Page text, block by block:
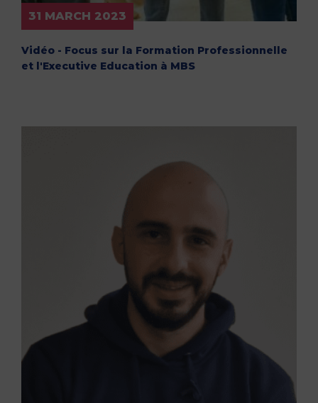
31 MARCH 2023
Vidéo - Focus sur la Formation Professionnelle
et l'Executive Education à MBS